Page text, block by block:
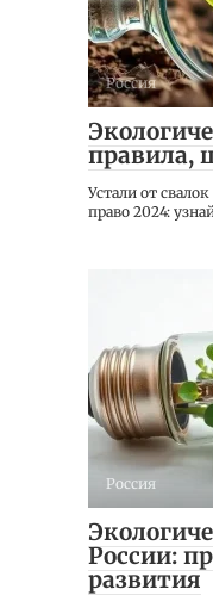
Россия
правила,
Устали от
право 2024:
Россия
России:
развития